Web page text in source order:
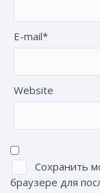
E-mail*
Website
Сохранить
браузере для